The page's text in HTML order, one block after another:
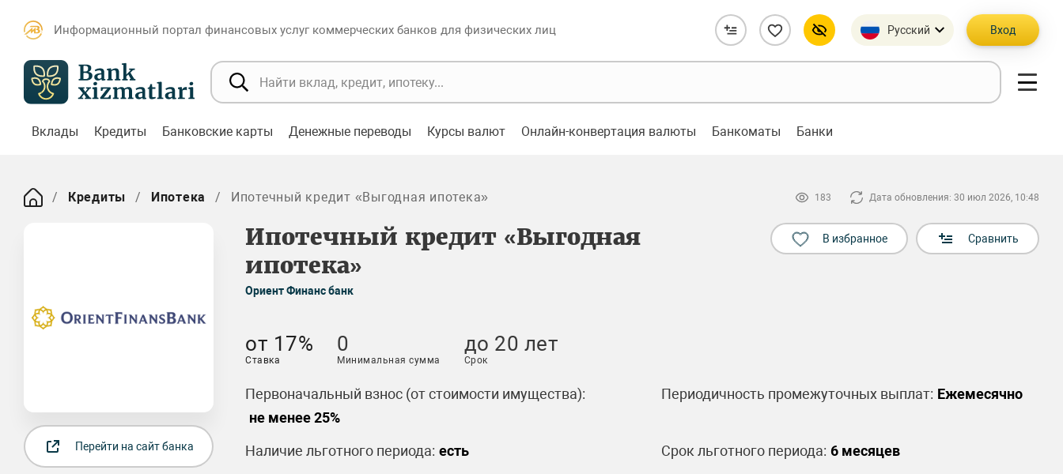
Информационный портал финансовых услуг коммерческих банков для физических лиц Русский Вход
Вклады Кредиты Банковские карты Денежные переводы Курсы валют Онлайн-конвертация валюты Банкоматы Банки
Кредиты Ипотека Ипотечный кредит «Выгодная ипотека» 183 Дата обновления: 30 июл 2026, 10:48
Ипотечный кредит «Выгодная
ипотека»
Ориент Финанс банк
В избранное Сравнить
Перейти на сайт банка
от 17%
Ставка
0
Минимальная сумма
до 20 лет
Срок
Первоначальный взнос (от стоимости имущества):
не менее 25%
Периодичность промежуточных выплат: Ежемесячно
Наличие льготного периода: есть Срок льготного периода: 6 месяцев